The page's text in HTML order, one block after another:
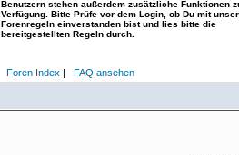
Benutzern stehen außerdem zusätzliche Funktionen
Verfügung. Bitte Prüfe vor dem Login, ob Du mit
Forenregeln einverstanden bist und lies bitte die
bereitgestellten Regeln durch.
Foren Index | FAQ ansehen